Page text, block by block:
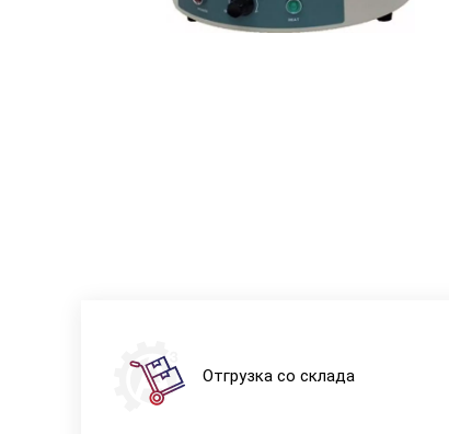
Отгрузка со склада